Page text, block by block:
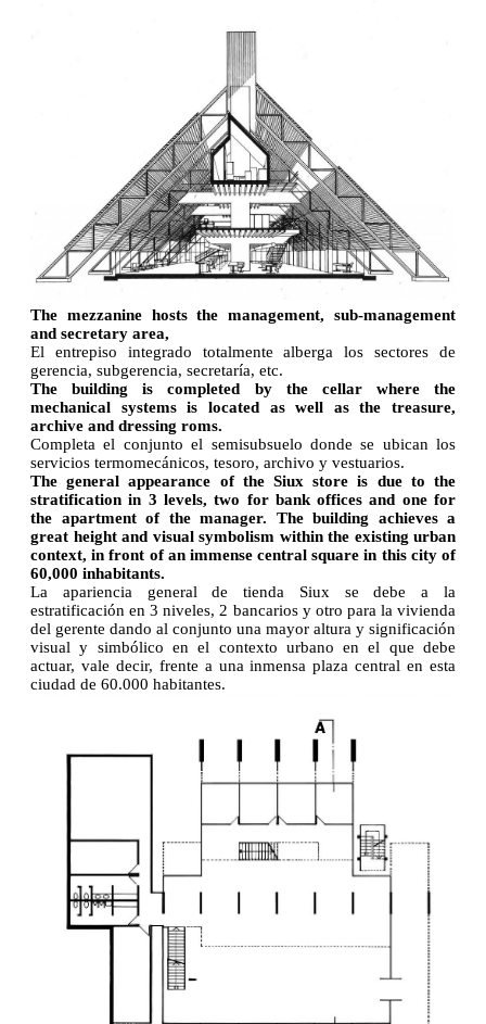
The mezzanine hosts the management, sub-management
and secretary area,
El entrepiso integrado totalmente alberga los sectores de
gerencia, subgerencia, secretaría, etc.
The building is completed by the cellar where the
mechanical systems is located as well as the treasure,
archive and dressing roms.
Completa el conjunto el semisubsuelo donde se ubican los
servicios termomecánicos, tesoro, archivo y vestuarios.
The general appearance of the Siux store is due to the
stratification in 3 levels, two for bank offices and one for
the apartment of the manager. The building achieves a
great height and visual symbolism within the existing urban
context, in front of an immense central square in this city of
60,000 inhabitants.
La apariencia general de tienda Siux se debe a la
estratificación en 3 niveles, 2 bancarios y otro para la vivienda
del gerente dando al conjunto una mayor altura y significación
visual y simbólico en el contexto urbano en el que debe
actuar, vale decir, frente a una inmensa plaza central en esta
ciudad de 60.000 habitantes.